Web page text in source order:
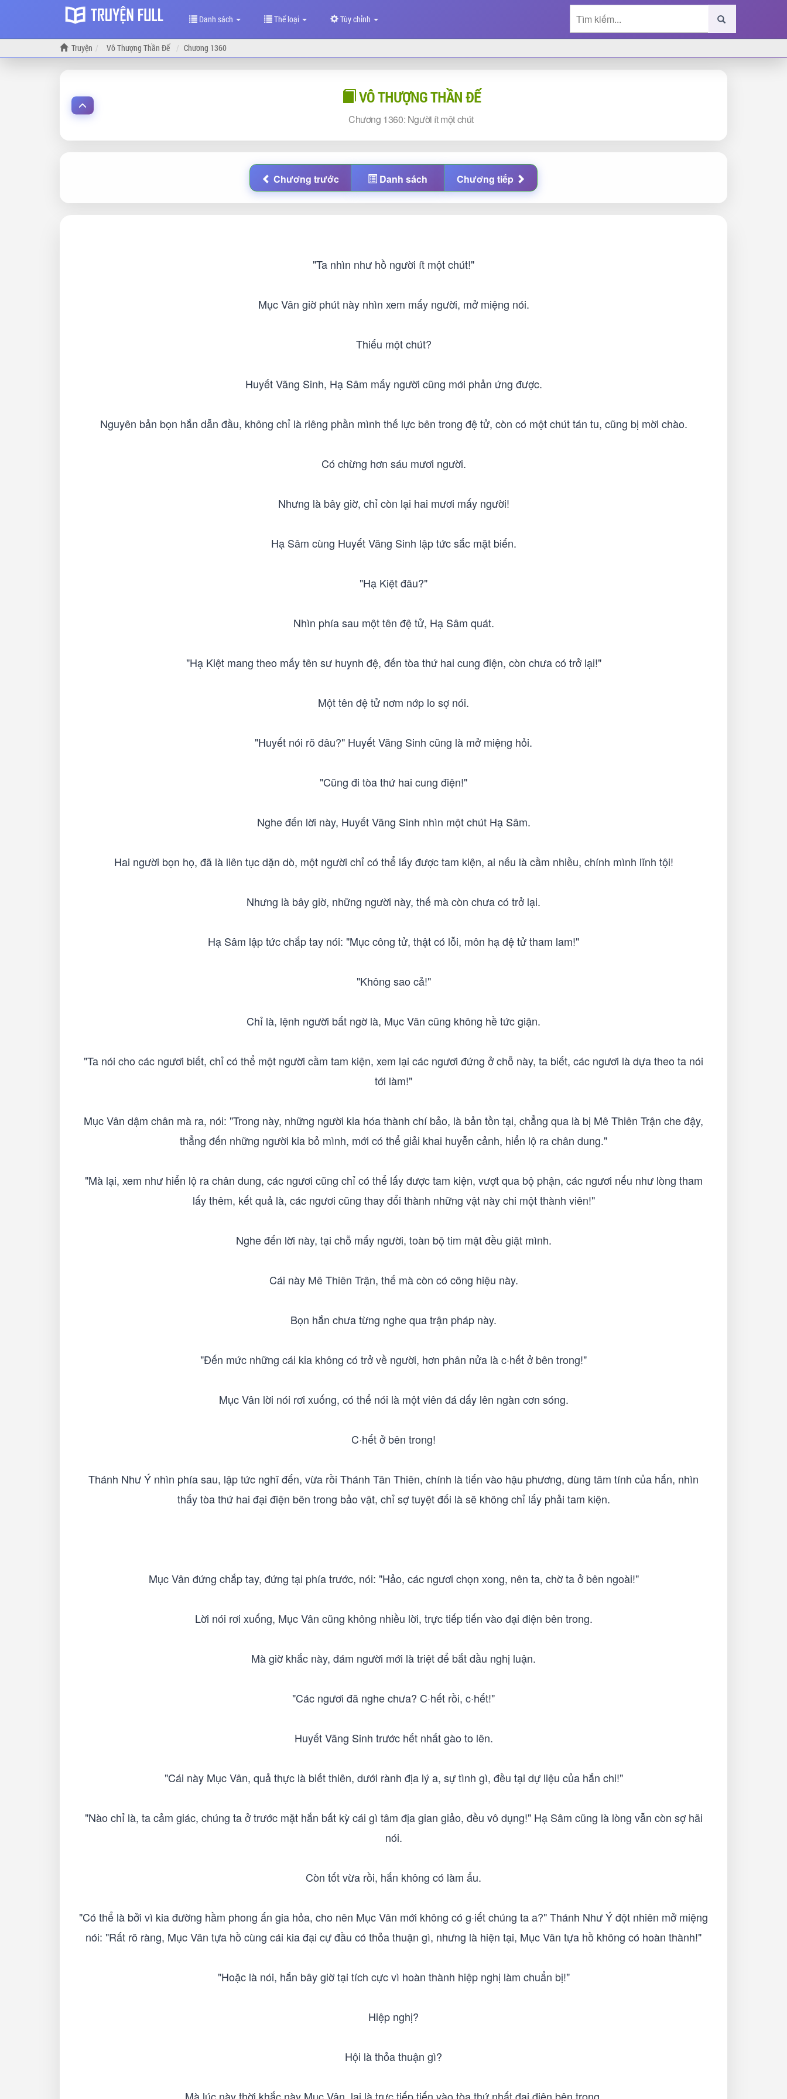
Danh sách Thể loại Tùy chỉnh
Truyện Vô Thượng Thần Đế Chương 1360
VÔ THƯỢNG THẦN ĐẾ
Chương 1360: Người ít một chút
Chương trước Danh sách Chương tiếp
"Ta nhìn như hồ người ít một chút!"
Mục Vân giờ phút này nhìn xem mấy người, mở miệng nói.
Thiếu một chút?
Huyết Vãng Sinh, Hạ Sâm mấy người cũng mới phản ứng được.
Nguyên bản bọn hắn dẫn đầu, không chỉ là riêng phần mình thế lực bên trong đệ tử, còn có một chút tán tu, cũng bị mời chào.
Có chừng hơn sáu mươi người.
Nhưng là bây giờ, chỉ còn lại hai mươi mấy người!
Hạ Sâm cùng Huyết Vãng Sinh lập tức sắc mặt biến.
"Hạ Kiệt đâu?"
Nhìn phía sau một tên đệ tử, Hạ Sâm quát.
"Hạ Kiệt mang theo mấy tên sư huynh đệ, đến tòa thứ hai cung điện, còn chưa có trở lại!"
Một tên đệ tử nơm nớp lo sợ nói.
"Huyết nói rõ đâu?" Huyết Vãng Sinh cũng là mở miệng hỏi.
"Cũng đi tòa thứ hai cung điện!"
Nghe đến lời này, Huyết Vãng Sinh nhìn một chút Hạ Sâm.
Hai người bọn họ, đã là liên tục dặn dò, một người chỉ có thể lấy được tam kiện, ai nếu là cầm nhiều, chính mình lĩnh tội!
Nhưng là bây giờ, những người này, thế mà còn chưa có trở lại.
Hạ Sâm lập tức chắp tay nói: "Mục công tử, thật có lỗi, môn hạ đệ tử tham lam!"
"Không sao cả!"
Chỉ là, lệnh người bất ngờ là, Mục Vân cũng không hề tức giận.
"Ta nói cho các ngươi biết, chỉ có thể một người cầm tam kiện, xem lại các ngươi đứng ở chỗ này, ta biết, các ngươi là dựa theo ta nói
tới làm!"
Mục Vân dậm chân mà ra, nói: "Trong này, những người kia hóa thành chí bảo, là bản tồn tại, chẳng qua là bị Mê Thiên Trận che đậy,
thẳng đến những người kia bỏ mình, mới có thể giải khai huyễn cảnh, hiển lộ ra chân dung."
"Mà lại, xem như hiển lộ ra chân dung, các ngươi cũng chỉ có thể lấy được tam kiện, vượt qua bộ phận, các ngươi nếu như lòng tham
lấy thêm, kết quả là, các ngươi cũng thay đổi thành những vật này chi một thành viên!"
Nghe đến lời này, tại chỗ mấy người, toàn bộ tim mật đều giật mình.
Cái này Mê Thiên Trận, thế mà còn có công hiệu này.
Bọn hắn chưa từng nghe qua trận pháp này.
"Đến mức những cái kia không có trở về người, hơn phân nửa là c·hết ở bên trong!"
Mục Vân lời nói rơi xuống, có thể nói là một viên đá dấy lên ngàn cơn sóng.
C·hết ở bên trong!
Thánh Như Ý nhìn phía sau, lập tức nghĩ đến, vừa rồi Thánh Tân Thiên, chính là tiến vào hậu phương, dùng tâm tính của hắn, nhìn
thấy tòa thứ hai đại điện bên trong bảo vật, chỉ sợ tuyệt đối là sẽ không chỉ lấy phải tam kiện.
Mục Vân đứng chắp tay, đứng tại phía trước, nói: "Hảo, các ngươi chọn xong, nên ta, chờ ta ở bên ngoài!"
Lời nói rơi xuống, Mục Vân cũng không nhiều lời, trực tiếp tiến vào đại điện bên trong.
Mà giờ khắc này, đám người mới là triệt để bắt đầu nghị luận.
"Các ngươi đã nghe chưa? C·hết rồi, c·hết!"
Huyết Vãng Sinh trước hết nhất gào to lên.
"Cái này Mục Vân, quả thực là biết thiên, dưới rành địa lý a, sự tình gì, đều tại dự liệu của hắn chi!"
"Nào chỉ là, ta cảm giác, chúng ta ở trước mặt hắn bất kỳ cái gì tâm địa gian giảo, đều vô dụng!" Hạ Sâm cũng là lòng vẫn còn sợ hãi
nói.
Còn tốt vừa rồi, hắn không có làm ẩu.
"Có thể là bởi vì kia đường hầm phong ấn gia hỏa, cho nên Mục Vân mới không có g·iết chúng ta a?" Thánh Như Ý đột nhiên mở miệng
nói: "Rất rõ ràng, Mục Vân tựa hồ cùng cái kia đại cự đầu có thỏa thuận gì, nhưng là hiện tại, Mục Vân tựa hồ không có hoàn thành!"
"Hoặc là nói, hắn bây giờ tại tích cực vì hoàn thành hiệp nghị làm chuẩn bị!"
Hiệp nghị?
Hội là thỏa thuận gì?